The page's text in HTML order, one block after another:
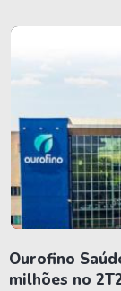
Ourofino
milhões no